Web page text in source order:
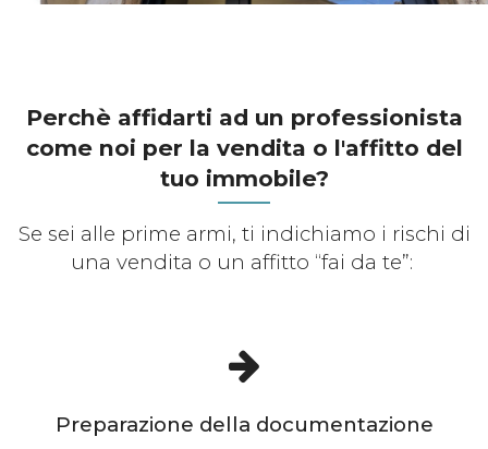
Perchè affidarti ad un professionista
come noi per la vendita o l'affitto del
tuo immobile?
Se sei alle prime armi, ti indichiamo i rischi di
una vendita o un affitto “fai da te”:
Preparazione della documentazione